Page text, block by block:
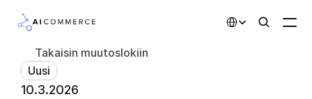
Kumppanit
Takaisin muutoslokiin
Uusi
10.3.2026